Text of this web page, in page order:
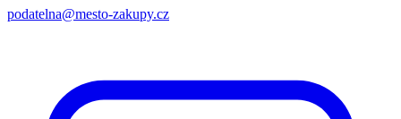
podatelna@mesto-zakupy.cz